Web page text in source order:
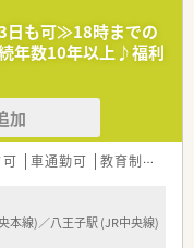
、お休みが取りやすい環
性の育休取得実績も複数
を展開し、転居を伴う
形態があり、幅広い経験
日も可≫18時までの
年数10年以上♪福利
加
車通勤可 教育制度あり
本線)／八王子駅 (JR中央線)